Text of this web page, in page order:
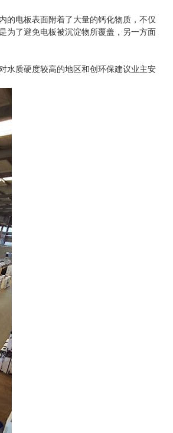
电板表面附着了大量的钙化物质，不仅
为了避免电板被沉淀物所覆盖，另一方面
质硬度较高的地区和创环保建议业主安